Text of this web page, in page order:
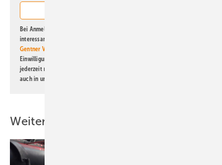
Bei Anmeldung zu diesem Newsletter bin ich damit einverstanden, über
interessante Verlags- und Online-Angebote
Gentner Verlag GmbH & Co. KG
Einwilligung kann ich jederzeit widerrufen und eine Abmeldung ist
jederzeit möglich. Informationen zum Umgang mit Daten finden Sie
auch in unserer
Weitere Inhalte